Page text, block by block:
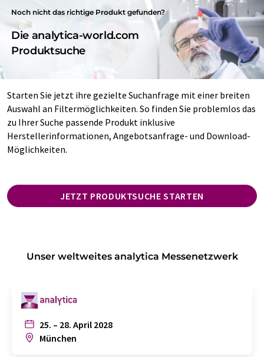
Noch nicht das richtige Produkt gefunden?
Die analytica-world.com
Produktsuche
Starten Sie jetzt ihre gezielte Suchanfrage mit einer breiten
Auswahl an Filtermöglichkeiten. So finden Sie problemlos das
zu Ihrer Suche passende Produkt inklusive
Herstellerinformationen, Angebotsanfrage- und Download-
Möglichkeiten.
JETZT PRODUKTSUCHE STARTEN
Unser weltweites analytica Messenetzwerk
25. – 28. April 2028
München